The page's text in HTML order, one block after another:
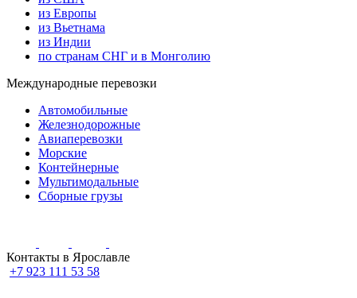
из Европы
из Вьетнама
из Индии
по странам СНГ и в Монголию
Международные перевозки
Автомобильные
Железнодорожные
Авиаперевозки
Морские
Контейнерные
Мультимодальные
Сборные грузы
Контакты в Ярославле
+7 923 111 53 58